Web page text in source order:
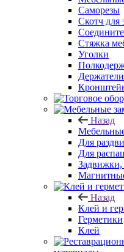
Саморезы
Скотч для
Стяжка
Уголки
Назад
Для
Для
Задвижки,
Назад
Клей и
Герметики
Клей